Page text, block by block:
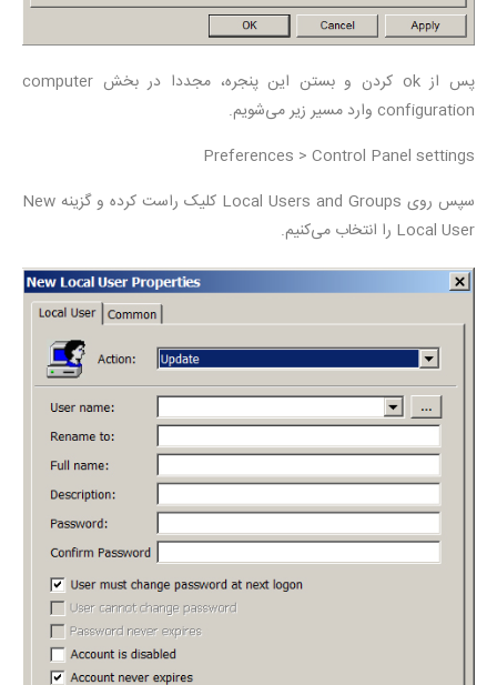
پس از ok کردن و بستن این پنجره، مجددا در بخش computer
configuration وارد مسیر زیر می‌شویم.
Preferences > Control Panel settings
سپس روی Local Users and Groups کلیک راست کرده و گزینه New
Local User را انتخاب می‌کنیم.